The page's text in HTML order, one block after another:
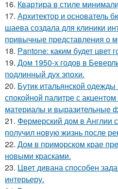
16. Квартира в стиле
17. Архитектор и основатель
шаева создала для клиники
привычные представления о
18. Pantone: каким будет цвет
19. Дом 1950-х годов в
подлинный дух эпохи.
20. Бутик итальянской
спокойной палитре с
материалы и выразительные
21. Фермерский дом в Англии
получил новую жизнь после
22. Дом в приморском крае
новыми красками.
23. Цвет дивана способен
интерьеру.